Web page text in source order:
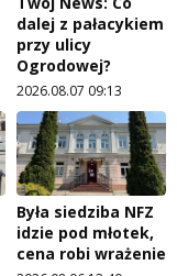
dalej z pałacykiem
przy ulicy
Ogrodowej?
2026.08.07 09:13
Była siedziba NFZ
idzie pod młotek,
cena robi wrażenie